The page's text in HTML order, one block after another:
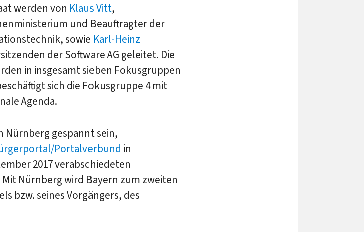
werden von Klaus Vitt,
und Beauftragter der
sowie Karl-Heinz
der Software AG geleitet. Die
in insgesamt sieben Fokusgruppen
sich die Fokusgruppe 4 mit
Agenda.
Nürnberg gespannt sein,
Portalverbund in
2017 verabschiedeten
Mit Nürnberg wird Bayern zum zweiten
bzw. seines Vorgängers, des